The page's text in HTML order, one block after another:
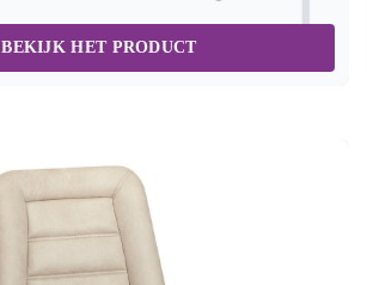
BEKIJK HET PRODUCT